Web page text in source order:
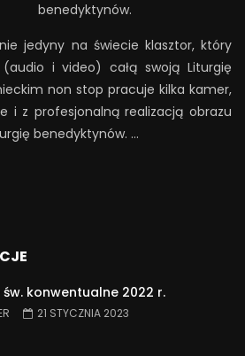
benedyktynów.
jedyny na świecie klasztor, który
i video) całą swoją Liturgię
non stop pracuje kilka kamer,
i z profesjonalną realizacją obrazu
benedyktynów. …
św. konwentualne 2022 r.
21 STYCZNIA 2023